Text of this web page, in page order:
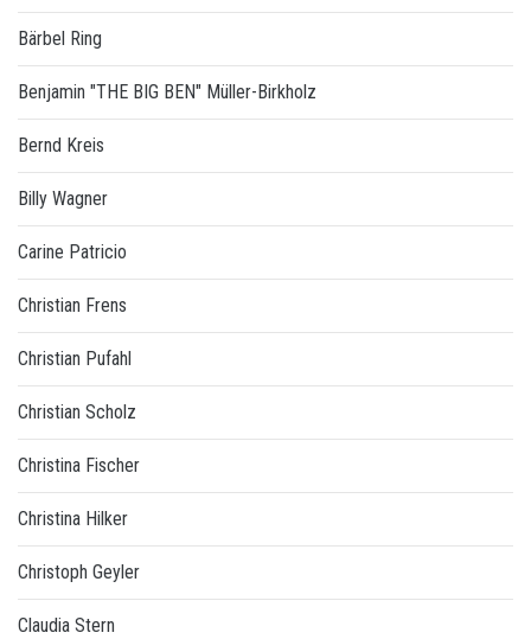
Bärbel Ring
Benjamin "THE BIG BEN" Müller-Birkholz
Bernd Kreis
Billy Wagner
Carine Patricio
Christian Frens
Christian Pufahl
Christian Scholz
Christina Fischer
Christina Hilker
Christoph Geyler
Claudia Stern